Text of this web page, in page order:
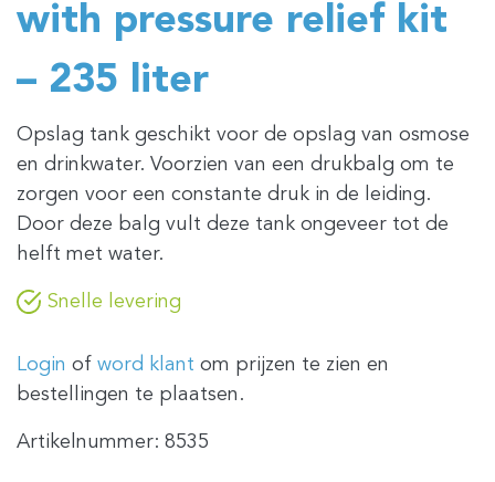
with pressure relief kit
– 235 liter
Opslag tank geschikt voor de opslag van osmose
en drinkwater. Voorzien van een drukbalg om te
zorgen voor een constante druk in de leiding.
Door deze balg vult deze tank ongeveer tot de
helft met water.
Snelle levering
Login of word klant om prijzen te zien en
bestellingen te plaatsen.
Artikelnummer: 8535